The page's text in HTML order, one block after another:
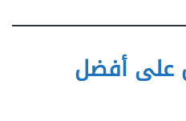
على أفضل